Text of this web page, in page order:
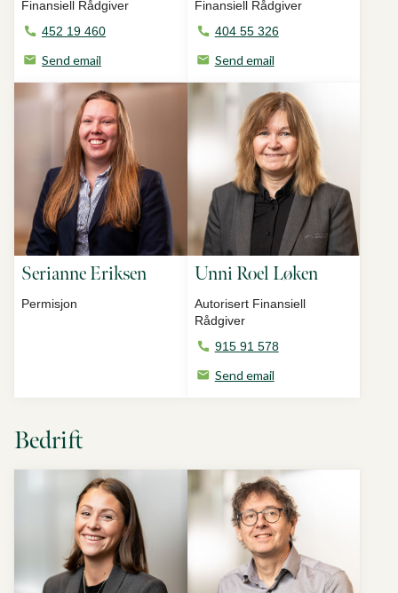
Finansiell Rådgiver
452 19 460
Send email
Finansiell Rådgiver
404 55 326
Send email
Serianne Eriksen
Permisjon
Unni Roel Løken
Autorisert Finansiell
Rådgiver
915 91 578
Send email
Bedrift